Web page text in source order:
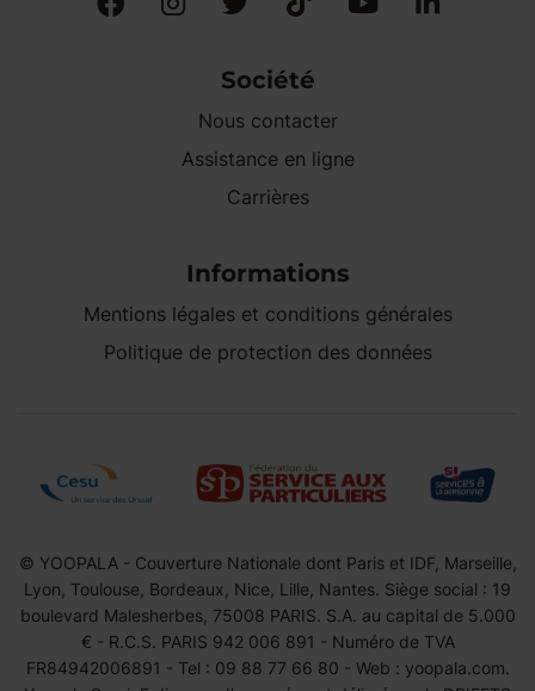
Société
Nous contacter
Assistance en ligne
Carrières
Informations
Mentions légales et conditions générales
Politique de protection des données
© YOOPALA - Couverture Nationale dont Paris et IDF, Marseille,
Lyon, Toulouse, Bordeaux, Nice, Lille, Nantes. Siège social : 19
boulevard Malesherbes, 75008 PARIS. S.A. au capital de 5.000
€ - R.C.S. PARIS 942 006 891 - Numéro de TVA
FR84942006891 - Tel : 09 88 77 66 80 - Web : yoopala.com.